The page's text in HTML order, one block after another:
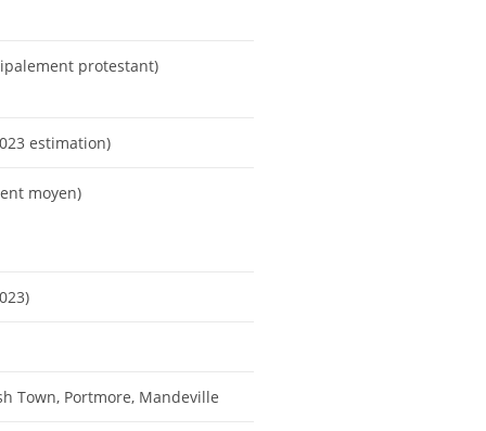
protestant)
estimation)
moyen)
Town, Portmore, Mandeville